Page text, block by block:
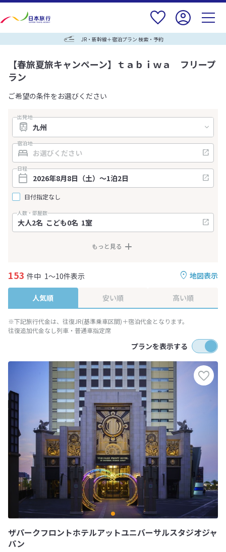
JR・新幹線＋宿泊プラン 検索・予約
【春旅夏旅キャンペーン】ｔａｂｉｗａ フリープ
ラン
ご希望の条件をお選びください
出発地
宿泊地
日程
日付指定なし
人数・部屋数
もっと見る
地図表示
153 件中 1～10件表示
人気順 安い順 高い順
※下記旅行代金は、往復JR(基準乗車区間)＋宿泊代金となります。
往復追加代金なし列車・普通車指定席
プランを表示する
ザパークフロントホテルアットユニバーサルスタジオジャ
パン